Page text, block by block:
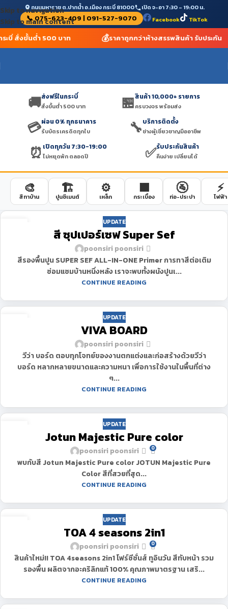
Skip to navigation
Skip to main content
ถนนมหาราช ต.ปากน้ำ อ.เมือง กระบี่ 81000 เปิด จ-อา 7:30 – 19:00 น.
📞 075-623-409 | 091-527-9070 Facebook TikTok
ะบี่ สั่งขั้นต่ำ 500 บาท 💰ราคาถูกกว่าห้างสรรพสินค้า รับประกัน
🚚ส่งฟรีในกระบี่
สั่งขั้นต่ำ 500 บาท 🏪สินค้า 10,000+ รายการ
ครบวงจร พร้อมส่ง
💳ผ่อน 0% ทุกธนาคาร
รับบัตรเครดิตทุกใบ 🔧บริการติดตั้ง
ช่างผู้เชี่ยวชาญมืออาชีพ
⏰ เปิดทุกวัน 7:30-19:00
ไม่หยุดพัก ตลอดปี ✅รับประกันสินค้า
คืนง่าย เปลี่ยนได้
🎨
สีทาบ้าน
🏗️
ปูนซีเมนต์
⚙️
เหล็ก
🟫
กระเบื้อง
🚰
ท่อ-ประปา
⚡
ไฟฟ้า
UPDATE
สี ซุปเปอร์เซฟ Super Sef
poonsiri poonsiri
สีรองพื้นปูน SUPER SEF ALL-IN-ONE Primer การทาสีต่อเติม
ซ่อมแซมบ้านหนึ่งหลัง เราจะพบทั้งผนังปูนเ...
CONTINUE READING
UPDATE
VIVA BOARD
poonsiri poonsiri
วีว่า บอร์ด ตอบทุกโจทย์ของงานตกแต่งและก่อสร้างด้วยวีว่า
บอร์ด หลากหลายขนาดและความหนา เพื่อการใช้งานในพื้นที่ต่าง
ๆ...
CONTINUE READING
UPDATE
Jotun Majestic Pure color
poonsiri poonsiri 0
พบกับสี Jotun Majestic Pure color JOTUN Majestic Pure
Color สีที่สวยที่สุด...
CONTINUE READING
UPDATE
TOA 4 seasons 2in1
poonsiri poonsiri 0
สินค้าใหม่!! TOA 4seasons 2in1 โฟร์ซีซั่นส์ ทูอินวัน สีทับหน้า รวม
รองพื้น ผลิตจากอะคริลิกแท้ 100% คุณภาพมาตรฐาน เสริ...
CONTINUE READING